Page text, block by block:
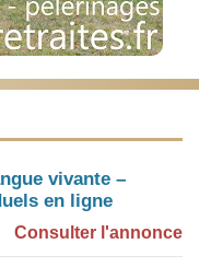
vivante –
en ligne
Consulter l'annonce